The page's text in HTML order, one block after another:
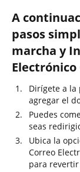
A
pasos
marcha y
Electrónico
Dirígete a la
agregar el
Puedes
seas
Ubica la
Correo
para revertir